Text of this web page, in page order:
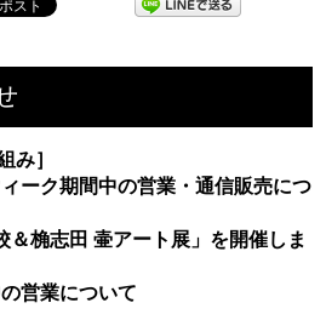
み］
ーク期間中の営業・通信販売につ
＆桷志田 壷アート展」を開催しま
営業について